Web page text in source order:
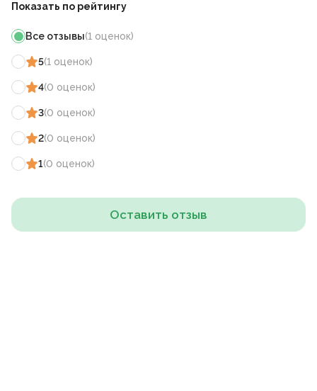
Показать по рейтингу
Все отзывы(1 оценок)
5(1 оценок)
4(0 оценок)
3(0 оценок)
2(0 оценок)
1(0 оценок)
Оставить отзыв